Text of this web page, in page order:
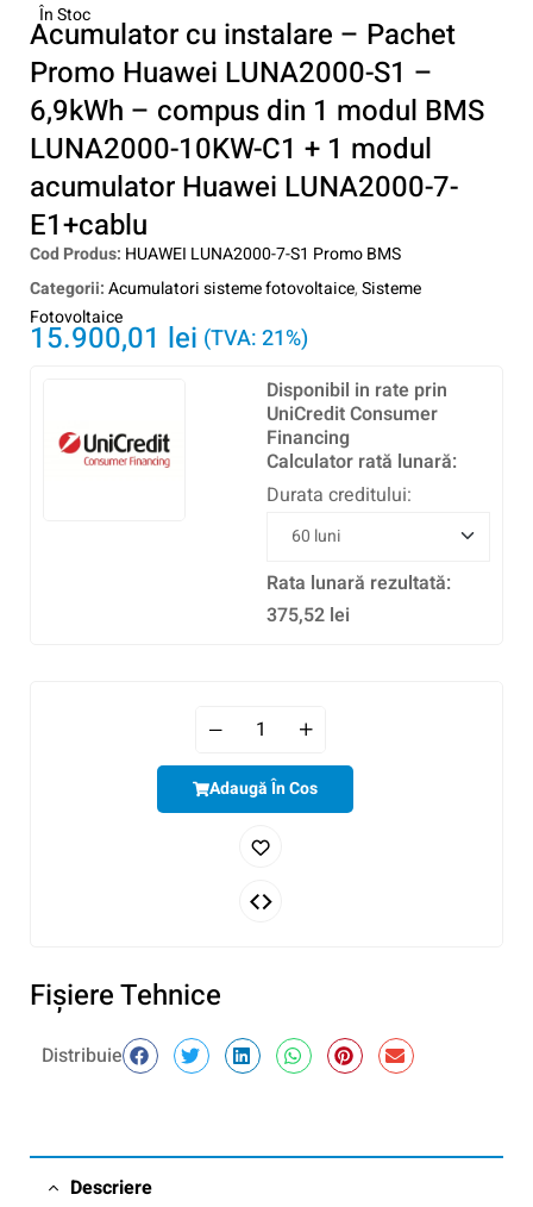
În Stoc
Acumulator cu instalare – Pachet
Promo Huawei LUNA2000-S1 –
6,9kWh – compus din 1 modul BMS
LUNA2000-10KW-C1 + 1 modul
acumulator Huawei LUNA2000-7-
E1+cablu
Cod Produs: HUAWEI LUNA2000-7-S1 Promo BMS
Categorii:Acumulatori sisteme fotovoltaice,Sisteme
Fotovoltaice
15.900,01 lei (TVA: 21%)
Disponibil in rate prin
UniCredit Consumer
Financing
Calculator rată lunară:
Durata creditului:
Rata lunară rezultată:
375,52 lei
Adaugă În Cos
Fişiere Tehnice
Distribuie
Descriere